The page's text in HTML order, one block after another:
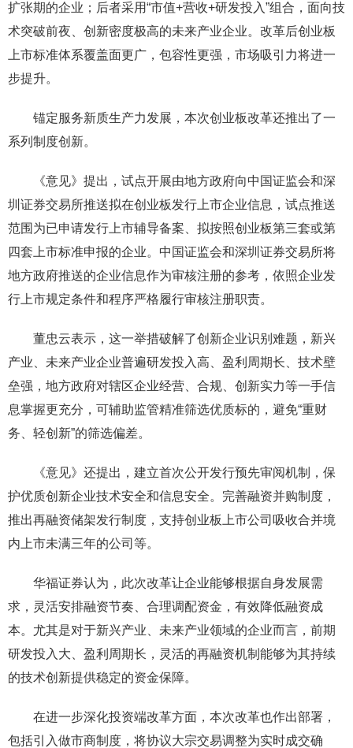
扩张期的企业；后者采用“市值+营收+研发投入”组合，面向技
术突破前夜、创新密度极高的未来产业企业。改革后创业板
上市标准体系覆盖面更广，包容性更强，市场吸引力将进一
步提升。
锚定服务新质生产力发展，本次创业板改革还推出了一
系列制度创新。
《意见》提出，试点开展由地方政府向中国证监会和深
圳证券交易所推送拟在创业板发行上市企业信息，试点推送
范围为已申请发行上市辅导备案、拟按照创业板第三套或第
四套上市标准申报的企业。中国证监会和深圳证券交易所将
地方政府推送的企业信息作为审核注册的参考，依照企业发
行上市规定条件和程序严格履行审核注册职责。
董忠云表示，这一举措破解了创新企业识别难题，新兴
产业、未来产业企业普遍研发投入高、盈利周期长、技术壁
垒强，地方政府对辖区企业经营、合规、创新实力等一手信
息掌握更充分，可辅助监管精准筛选优质标的，避免“重财
务、轻创新”的筛选偏差。
《意见》还提出，建立首次公开发行预先审阅机制，保
护优质创新企业技术安全和信息安全。完善融资并购制度，
推出再融资储架发行制度，支持创业板上市公司吸收合并境
内上市未满三年的公司等。
华福证券认为，此次改革让企业能够根据自身发展需
求，灵活安排融资节奏、合理调配资金，有效降低融资成
本。尤其是对于新兴产业、未来产业领域的企业而言，前期
研发投入大、盈利周期长，灵活的再融资机制能够为其持续
的技术创新提供稳定的资金保障。
在进一步深化投资端改革方面，本次改革也作出部署，
包括引入做市商制度，将协议大宗交易调整为实时成交确